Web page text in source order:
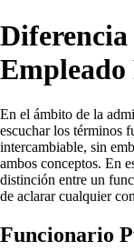
Empleado
En el ámbito de la
escuchar los términos
intercambiable, sin
ambos conceptos. En
distinción entre un
de aclarar cualquier
Funcionario